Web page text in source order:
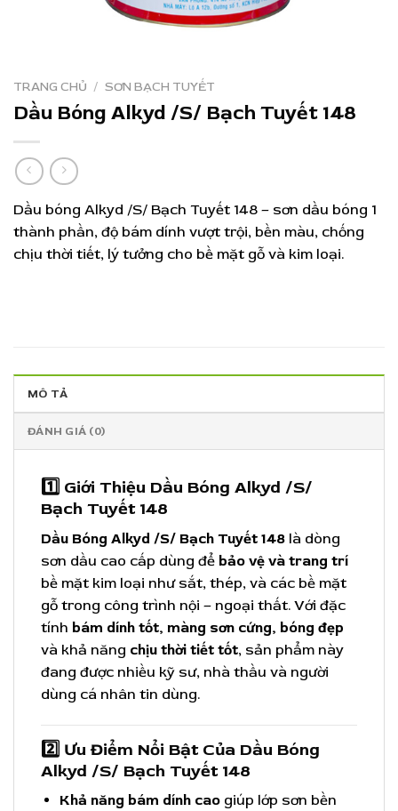
TRANG CHỦ / SƠN BẠCH TUYẾT
Dầu Bóng Alkyd /S/ Bạch Tuyết 148
Dầu bóng Alkyd /S/ Bạch Tuyết 148 – sơn dầu bóng 1
thành phần, độ bám dính vượt trội, bền màu, chống
chịu thời tiết, lý tưởng cho bề mặt gỗ và kim loại.
MÔ TẢ
ĐÁNH GIÁ (0)
1️⃣ Giới Thiệu Dầu Bóng Alkyd /S/
Bạch Tuyết 148
Dầu Bóng Alkyd /S/ Bạch Tuyết 148 là dòng
sơn dầu cao cấp dùng để bảo vệ và trang trí
bề mặt kim loại như sắt, thép, và các bề mặt
gỗ trong công trình nội – ngoại thất. Với đặc
tính bám dính tốt, màng sơn cứng, bóng đẹp
và khả năng chịu thời tiết tốt, sản phẩm này
đang được nhiều kỹ sư, nhà thầu và người
dùng cá nhân tin dùng.
2️⃣ Ưu Điểm Nổi Bật Của Dầu Bóng
Alkyd /S/ Bạch Tuyết 148
Khả năng bám dính caogiúp lớp sơn bền